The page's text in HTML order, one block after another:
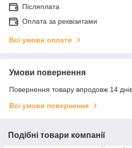
Післяплата
Оплата за реквізитами
Всі умови оплати
Умови повернення
Повернення товару впродовж 14
Всі умови повернення
Подібні товари компанії